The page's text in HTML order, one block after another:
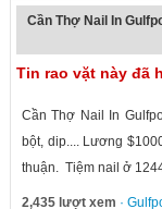
Cần Thợ Nail In
Tin rao vặt này đã
Cần Thợ Nail In
bột, dip.... Lương
thuận. Tiệm nail ở
2,435 lượt xem ·